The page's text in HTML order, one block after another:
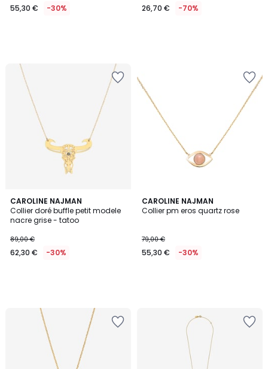
55,30 € -30% 26,70 € -70%
CAROLINE NAJMAN
Collier doré buffle petit modele
nacre grise - tatoo
89,00 €
62,30 € -30%
CAROLINE NAJMAN
Collier pm eros quartz rose
79,00 €
55,30 € -30%